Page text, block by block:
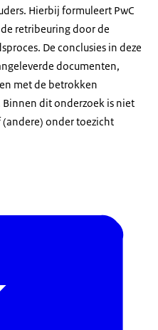
Hierbij formuleert PwC
retribeuring door de
De conclusies in deze
documenten,
met de betrokken
dit onderzoek is niet
onder toezicht